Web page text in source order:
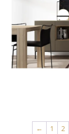
← 1 2